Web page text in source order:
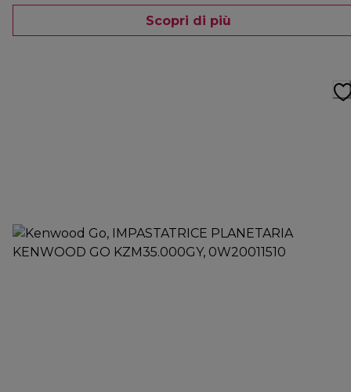
Scopri di più